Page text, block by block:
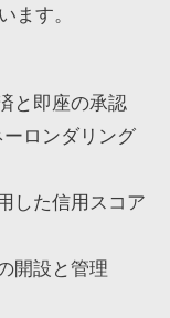
ます。
と即座の承認
ロンダリング
した信用スコア
開設と管理